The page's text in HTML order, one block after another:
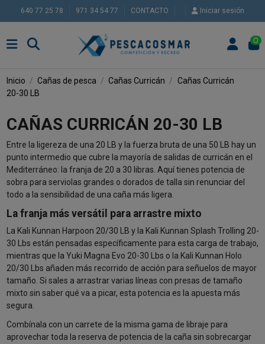
640 77 25 78 971 34 54 77 CONTACTO Iniciar sesión
0
Inicio Cañas de pesca Cañas Curricán
Cañas Curricán
20-30 LB
CAÑAS CURRICÁN 20-30 LB
Entre la ligereza de una 20 LB y la fuerza bruta de una 50 LB hay un
punto intermedio que cubre la mayoría de salidas de curricán en el
Mediterráneo: la franja de 20 a 30 libras. Aquí tienes potencia de
sobra para serviolas grandes o dorados de talla sin renunciar del
todo a la sensibilidad de una caña más ligera.
La franja más versátil para arrastre mixto
La Kali Kunnan Harpoon 20/30 LB y la Kali Kunnan Splash Trolling 20-
30 Lbs están pensadas específicamente para esta carga de trabajo,
mientras que la Yuki Magna Evo 20-30 Lbs o la Kali Kunnan Holo
20/30 Lbs añaden más recorrido de acción para señuelos de mayor
tamaño. Si sales a arrastrar varias líneas con presas de tamaño
mixto sin saber qué va a picar, esta potencia es la apuesta más
segura.
Combínala con un carrete de la misma gama de libraje para
aprovechar toda la reserva de potencia de la caña sin sobrecargar